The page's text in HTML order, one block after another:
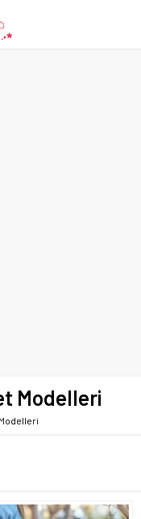
Modelleri